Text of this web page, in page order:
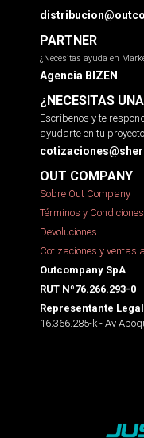
PARTNER
¿Necesitas ayuda en
Agencia BIZEN
¿NECESITAS
Escríbenos y te
ayudarte en tu
OUT COMPANY
Sobre Out Company
Términos y Condiciones
Devoluciones
Cotizaciones y ventas
Outcompany SpA
RUT Nº76.266.293-0
Representante
16.366.285-k - Av